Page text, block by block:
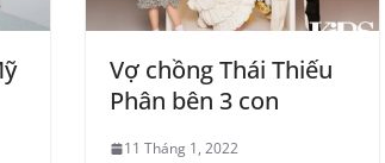
Vợ chồng Thái Thiếu
Phân bên 3 con
11 Tháng 1, 2022